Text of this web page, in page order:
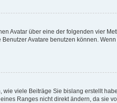
Avatar über eine der folgenden vier
Avatare benutzen können.
viele Beiträge Sie bislang erstellt
Ranges nicht direkt ändern, da sie